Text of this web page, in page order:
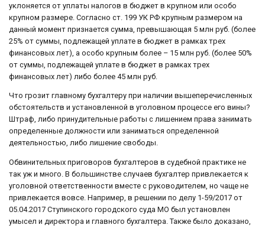
уклоняется от уплаты налогов в бюджет в крупном или особо
крупном размере. Согласно ст. 199 УК РФ крупным размером на
данный момент признается сумма, превышающая 5 млн руб. (более
25% от суммы, подлежащей уплате в бюджет в рамках трех
финансовых лет), а особо крупным более – 15 млн руб. (более 50%
от суммы, подлежащей уплате в бюджет в рамках трех
финансовых лет) либо более 45 млн руб.
Что грозит главному бухгалтеру при наличии вышеперечисленных
обстоятельств и установленной в уголовном процессе его вины?
Штраф, либо принудительные работы с лишением права занимать
определенные должности или заниматься определенной
деятельностью, либо лишение свободы.
Обвинительных приговоров бухгалтеров в судебной практике не
так уж и много. В большинстве случаев бухгалтер привлекается к
уголовной ответственности вместе с руководителем, но чаще не
привлекается вовсе. Например, в решении по делу 1-59/2017 от
05.04.2017 Ступинского городского суда МО был установлен
умысел и директора и главного бухгалтера. Также было доказано,